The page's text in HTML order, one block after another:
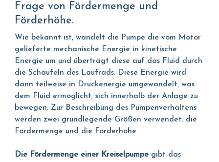
Frage von Fördermenge und
Förderhöhe.
Wie bekannt ist, wandelt die Pumpe die vom Motor
gelieferte mechanische Energie in kinetische
Energie um und überträgt diese auf das Fluid durch
die Schaufeln des Laufrads. Diese Energie wird
dann teilweise in Druckenergie umgewandelt, was
dem Fluid ermöglicht, sich innerhalb der Anlage zu
bewegen. Zur Beschreibung des Pumpenverhaltens
werden zwei grundlegende Größen verwendet: die
Fördermenge und die Förderhöhe.
Die Fördermenge einer Kreiselpumpe gibt das